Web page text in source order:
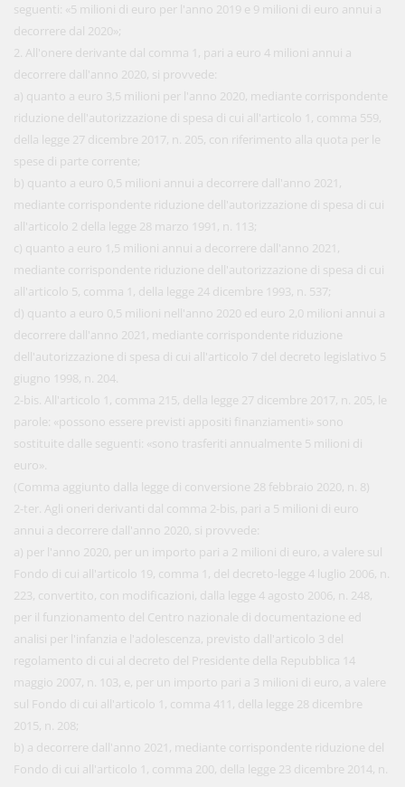
seguenti: «5 milioni di euro per l'anno 2019 e 9 milioni di euro annui a
decorrere dal 2020»;
2. All'onere derivante dal comma 1, pari a euro 4 milioni annui a
decorrere dall'anno 2020, si provvede:
a) quanto a euro 3,5 milioni per l'anno 2020, mediante corrispondente
riduzione dell'autorizzazione di spesa di cui all'articolo 1, comma 559,
della legge 27 dicembre 2017, n. 205, con riferimento alla quota per le
spese di parte corrente;
b) quanto a euro 0,5 milioni annui a decorrere dall'anno 2021,
mediante corrispondente riduzione dell'autorizzazione di spesa di cui
all'articolo 2 della legge 28 marzo 1991, n. 113;
c) quanto a euro 1,5 milioni annui a decorrere dall'anno 2021,
mediante corrispondente riduzione dell'autorizzazione di spesa di cui
all'articolo 5, comma 1, della legge 24 dicembre 1993, n. 537;
d) quanto a euro 0,5 milioni nell'anno 2020 ed euro 2,0 milioni annui a
decorrere dall'anno 2021, mediante corrispondente riduzione
dell'autorizzazione di spesa di cui all'articolo 7 del decreto legislativo 5
giugno 1998, n. 204.
2-bis. All'articolo 1, comma 215, della legge 27 dicembre 2017, n. 205, le
parole: «possono essere previsti appositi finanziamenti» sono
sostituite dalle seguenti: «sono trasferiti annualmente 5 milioni di
euro».
(Comma aggiunto dalla legge di conversione 28 febbraio 2020, n. 8)
2-ter. Agli oneri derivanti dal comma 2-bis, pari a 5 milioni di euro
annui a decorrere dall'anno 2020, si provvede:
a) per l'anno 2020, per un importo pari a 2 milioni di euro, a valere sul
Fondo di cui all'articolo 19, comma 1, del decreto-legge 4 luglio 2006, n.
223, convertito, con modificazioni, dalla legge 4 agosto 2006, n. 248,
per il funzionamento del Centro nazionale di documentazione ed
analisi per l'infanzia e l'adolescenza, previsto dall'articolo 3 del
regolamento di cui al decreto del Presidente della Repubblica 14
maggio 2007, n. 103, e, per un importo pari a 3 milioni di euro, a valere
sul Fondo di cui all'articolo 1, comma 411, della legge 28 dicembre
2015, n. 208;
b) a decorrere dall'anno 2021, mediante corrispondente riduzione del
Fondo di cui all'articolo 1, comma 200, della legge 23 dicembre 2014, n.